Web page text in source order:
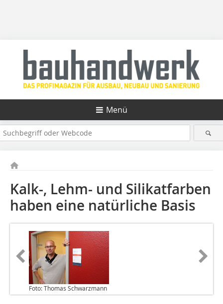
Menü
Kalk-, Lehm- und Silikatfarben
haben eine natürliche Basis
Foto: Thomas Schwarzmann